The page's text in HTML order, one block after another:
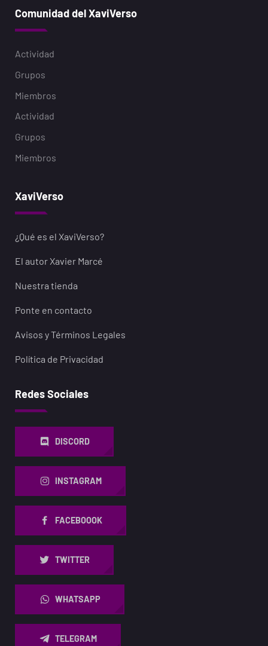
Comunidad del XaviVerso
Actividad
Grupos
Miembros
Actividad
Grupos
Miembros
XaviVerso
¿Qué es el XaviVerso?
El autor Xavier Marcé
Nuestra tienda
Ponte en contacto
Avisos y Términos Legales
Política de Privacidad
Redes Sociales
DISCORD
INSTAGRAM
FACEBOOOK
TWITTER
WHATSAPP
TELEGRAM